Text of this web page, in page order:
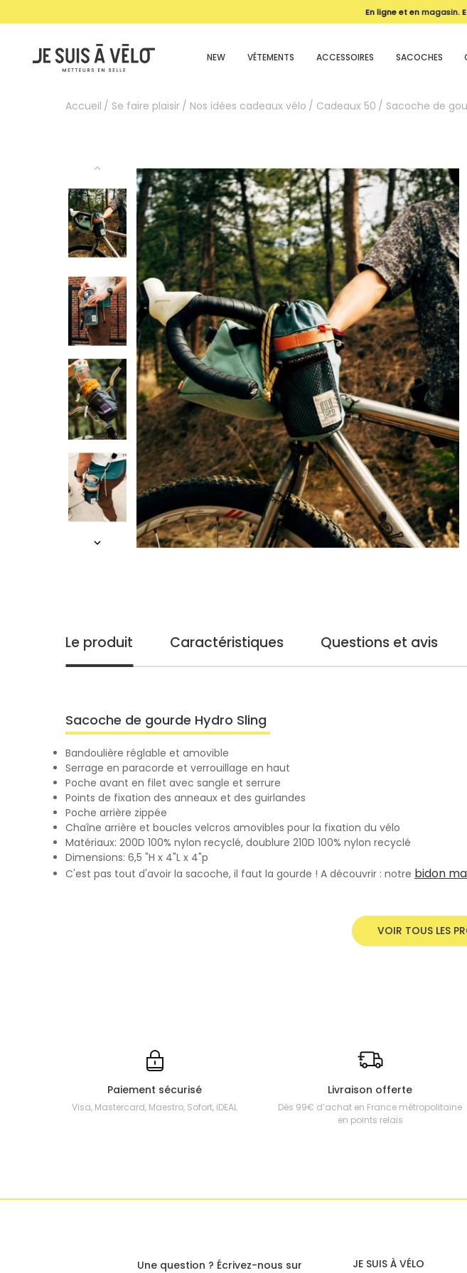
En ligne et enmagasin.
NEW VÊTEMENTS ACCESSOIRES SACOCHES
Accueil Se faire plaisir Nos idées cadeaux vélo Cadeaux 50 Sacoche de
Le produit Caractéristiques Questions et avis
Sacoche de gourde Hydro Sling
Bandoulière réglable et amovible
Serrage en paracorde et verrouillage en haut
Poche avant en filet avec sangle et serrure
Points de fixation des anneaux et des guirlandes
Poche arrière zippée
Chaîne arrière et boucles velcros amovibles pour la fixation du vélo
Matériaux: 200D 100% nylon recyclé, doublure 210D 100% nylon recyclé
Dimensions: 6,5 "H x 4"L x 4"p
C'est pas tout d'avoir la sacoche, il faut la gourde ! A découvrir : notre bidon
VOIR TOUS LES
Paiement sécurisé
Visa, Mastercard, Maestro, Sofort, iDEAL
Livraison offerte
Dès 99€ d’achat en France métropolitaine
en points relais
Une question ? Écrivez-nous sur JE SUIS À VÉLO